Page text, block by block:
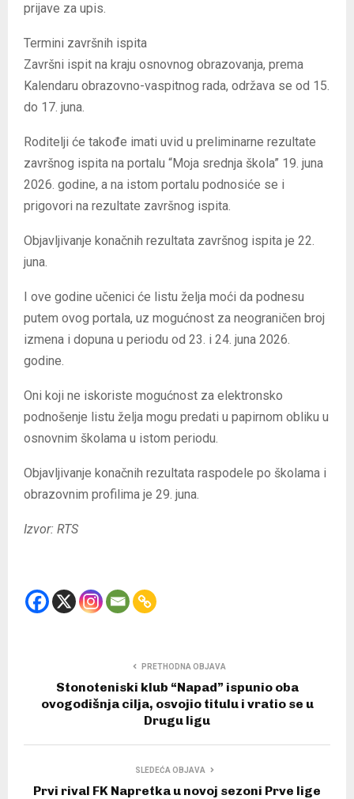
prijave za upis.
Termini završnih ispita
Završni ispit na kraju osnovnog obrazovanja, prema
Kalendaru obrazovno-vaspitnog rada, održava se od 15.
do 17. juna.
Roditelji će takođe imati uvid u preliminarne rezultate
završnog ispita na portalu “Moja srednja škola” 19. juna
2026. godine, a na istom portalu podnosiće se i
prigovori na rezultate završnog ispita.
Objavljivanje konačnih rezultata završnog ispita je 22.
juna.
I ove godine učenici će listu želja moći da podnesu
putem ovog portala, uz mogućnost za neograničen broj
izmena i dopuna u periodu od 23. i 24. juna 2026.
godine.
Oni koji ne iskoriste mogućnost za elektronsko
podnošenje listu želja mogu predati u papirnom obliku u
osnovnim školama u istom periodu.
Objavljivanje konačnih rezultata raspodele po školama i
obrazovnim profilima je 29. juna.
Izvor: RTS
PRETHODNA OBJAVA
Stonoteniski klub “Napad” ispunio oba
ovogodišnja cilja, osvojio titulu i vratio se u
Drugu ligu
SLEDEĆA OBJAVA
Prvi rival FK Napretka u novoj sezoni Prve lige